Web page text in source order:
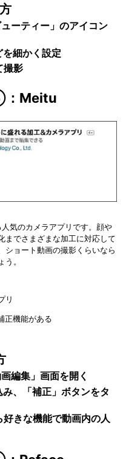
ーティー」のアイコン
細かく設定
撮影
：Meitu
気のカメラアプリです。顔や
までさまざまな加工に対応して
ショート動画の撮影くらいなら
。
リ
正機能がある
編集」画面を開く
、「補正」ボタンをタ
きな機能で動画内の人